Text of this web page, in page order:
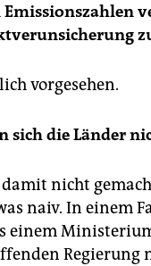
vorgesehen.
sich die Länder
nicht
naiv. In einem
einem
Regierung